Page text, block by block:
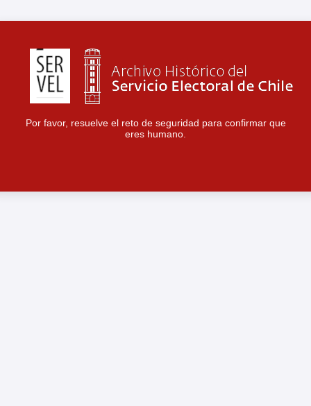
Por favor, resuelve el reto de seguridad para confirmar que
eres humano.